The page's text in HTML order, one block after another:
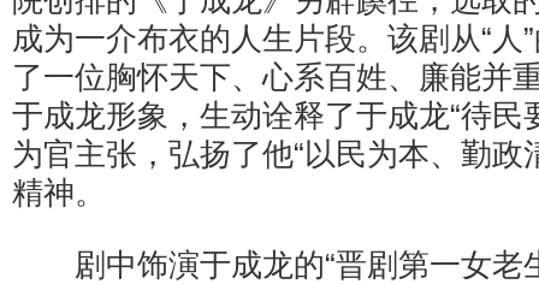
成为一介布衣的人生片段。该剧从“人
了一位胸怀天下、心系百姓、廉能并
于成龙形象，生动诠释了于成龙“待民
为官主张，弘扬了他“以民为本、勤政
精神。
剧中饰演于成龙的“晋剧第一女老